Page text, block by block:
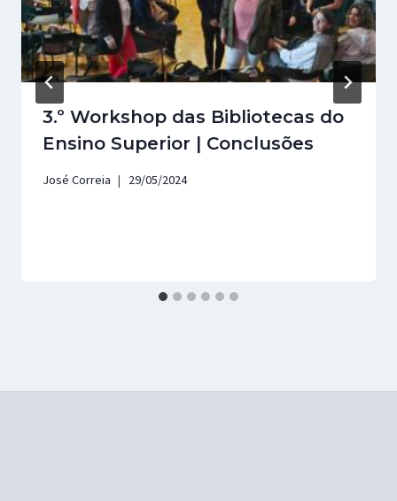
3.º Workshop das Bibliotecas do
Ensino Superior | Conclusões
José Correia 29/05/2024